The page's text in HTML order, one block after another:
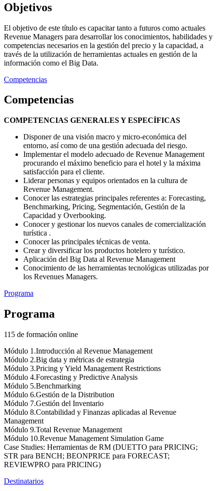
Objetivos
El objetivo de este título es capacitar tanto a futuros como actuales
Revenue Managers para desarrollar los conocimientos, habilidades y
competencias necesarios en la gestión del precio y la capacidad, a
través de la utilización de herramientas actuales en gestión de la
información como el Big Data.
Competencias
Competencias
COMPETENCIAS GENERALES Y ESPECÍFICAS
Disponer de una visión macro y micro-económica del
entorno, así como de una gestión adecuada del riesgo.
Implementar el modelo adecuado de Revenue Management
procurando el máximo beneficio para el hotel y la máxima
satisfacción para el cliente.
Liderar personas y equipos orientados en la cultura de
Revenue Management.
Conocer las estrategias principales referentes a: Forecasting,
Benchmarking, Pricing, Segmentación, Gestión de la
Capacidad y Overbooking.
Conocer y gestionar los nuevos canales de comercialización
turística .
Conocer las principales técnicas de venta.
Crear y diversificar los productos hotelero y turístico.
Aplicación del Big Data al Revenue Management
Conocimiento de las herramientas tecnológicas utilizadas por
los Revenues Managers.
Programa
Programa
115 de formación online
Módulo 1.Introducción al Revenue Management
Módulo 2.Big data y métricas de estrategia
Módulo 3.Pricing y Yield Management Restrictions
Módulo 4.Forecasting y Predictive Analysis
Módulo 5.Benchmarking
Módulo 6.Gestión de la Distribution
Módulo 7.Gestión del Inventario
Módulo 8.Contabilidad y Finanzas aplicadas al Revenue
Management
Módulo 9.Total Revenue Management
Módulo 10.Revenue Management Simulation Game
Case Studies: Herramientas de RM (DUETTO para PRICING;
STR para BENCH; BEONPRICE para FORECAST;
REVIEWPRO para PRICING)
Destinatarios